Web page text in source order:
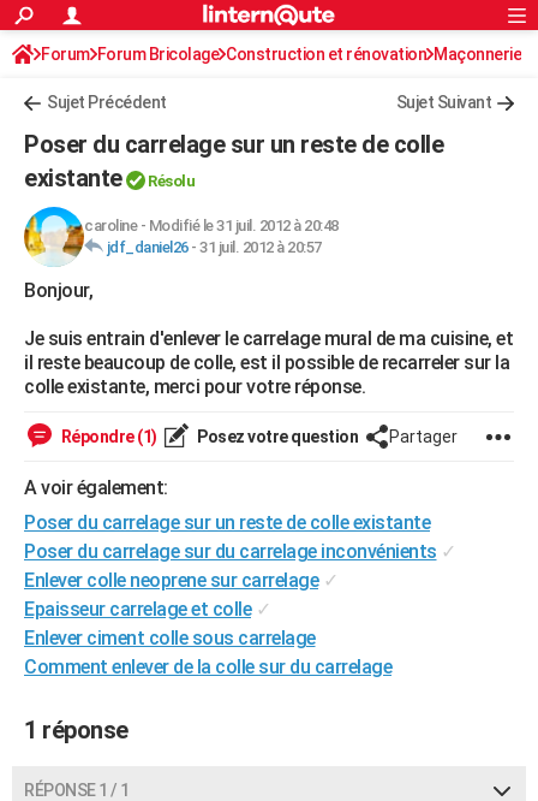
ACTUALITÉS
Politique
Société
Faits Divers
Education
Monde
Villes
+
Programme TV
Streaming
Cinéma
Sorties cinéma
Musique
FINANCE
Retraite
Impôts
Epargne
Immobilier
Risques naturels par ville
Banque
Assurance
Crédit
AUTO
Essais
Réserver un essai
Citadines
Berlines
SUV
Forum auto
HIGH-TECH
Forum
Aménagement intérieur
Extérieur
Cuisine
Salle de bains
Jardinage
Rangement
WEEK-END
LIFESTYLE
Alimentation
Guide de la santé
Maladies
Médicaments
Sommeil
VOYAGE
Destinations
City break
Voyage nature
Voyage de noces
Forum
Climat
+PHOTO
GUIDES D'ACHAT
BONS PLANS
Rechercher
S'inscrire
Connexion
Forum Forum Bricolage Construction et rénovation Maçonnerie
Sujet Précédent Sujet Suivant
Poser du carrelage sur un reste de colle
existante
Résolu
caroline- Modifié le 31 juil. 2012 à 20:48
jdf_daniel26- 31 juil. 2012 à 20:57
Bonjour,
Je suis entrain d'enlever le carrelage mural de ma cuisine, et
il reste beaucoup de colle, est il possible de recarreler sur la
colle existante, merci pour votre réponse.
Répondre (1) Posez votre question Partager
A voir également:
Poser du carrelage sur un reste de colle existante
Poser du carrelage sur du carrelage inconvénients ✓
Enlever colle neoprene sur carrelage ✓
Epaisseur carrelage et colle ✓
Enlever ciment colle sous carrelage
Comment enlever de la colle sur du carrelage
1 réponse
RÉPONSE 1 / 1